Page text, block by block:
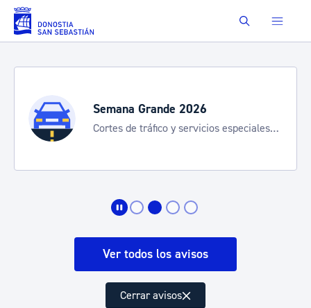
Saltar al contenido principal Buscar
Semana Grande 2026
Cortes de tráfico y servicios especiales
Ver todos los avisos
Cerrar avisos